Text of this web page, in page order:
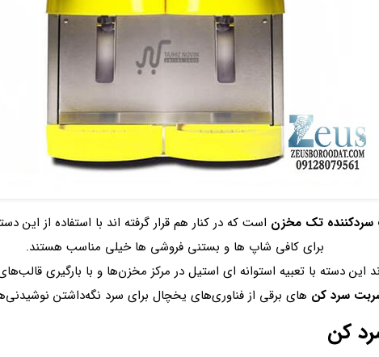
تک مخزن است که در کنار هم قرار گرفته‌ اند با استفاده از این
برای کافی‌ شاپ‌ ها و بستنی‌ فروشی ها خیلی مناسب هستند.
دسته با تعبیه استوانه‌ ای استیل در مرکز مخزن‌ها و با بارگیری
سرد کن های برقی از فناوری‌های یخچال برای سرد نگه‌داشتن
کن